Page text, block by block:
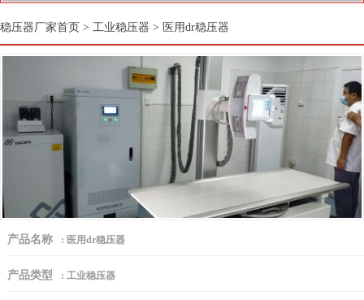
稳压器厂家首页 > 工业稳压器 > 医用dr稳压器
产品名称 : 医用dr稳压器
产品类型 : 工业稳压器